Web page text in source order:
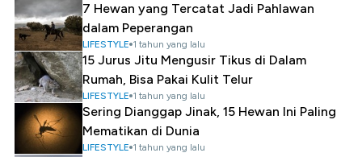
7 Hewan yang Tercatat Jadi Pahlawan
dalam Peperangan
LIFESTYLE 1 tahun yang lalu
15 Jurus Jitu Mengusir Tikus di Dalam
Rumah, Bisa Pakai Kulit Telur
LIFESTYLE 1 tahun yang lalu
Sering Dianggap Jinak, 15 Hewan Ini Paling
Mematikan di Dunia
LIFESTYLE 1 tahun yang lalu